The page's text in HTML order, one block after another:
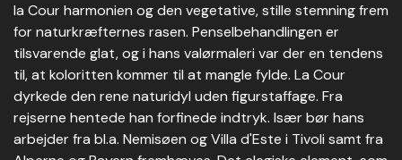
la Cour harmonien og den vegetative, stille stemning frem
for naturkræfternes rasen. Penselbehandlingen er
tilsvarende glat, og i hans valørmaleri var der en tendens
til, at koloritten kommer til at mangle fylde. La Cour
dyrkede den rene naturidyl uden figurstaffage. Fra
rejserne hentede han forfinede indtryk. Især bør hans
arbejder fra bl.a. Nemisøen og Villa d'Este i Tivoli samt fra